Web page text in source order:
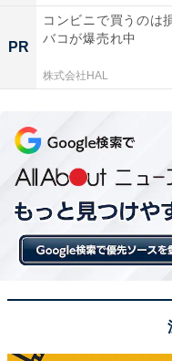
対戦相手を分析し、
向けてミーティング
に何を話し、何を指
ます。
――ポスト・イット ノ
今日1日何をするかな
ります。一目見て、視
です。そのタスクが終
で、便利です。指導者
PR
コンビニで買うのは
バコが爆売れ中
株式会社HAL